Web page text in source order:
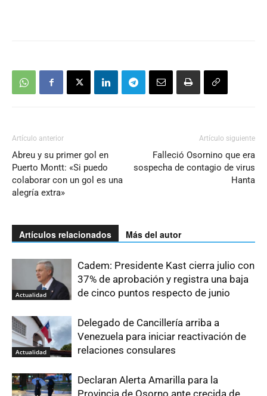
Artículo anterior
Abreu y su primer gol en
Puerto Montt: «Si puedo
colaborar con un gol es una
alegría extra»
Artículo siguiente
Falleció Osornino que era
sospecha de contagio de virus
Hanta
Artículos relacionados Más del autor
Actualidad
Cadem: Presidente Kast cierra julio con
37% de aprobación y registra una baja
de cinco puntos respecto de junio
Actualidad
Delegado de Cancillería arriba a
Venezuela para iniciar reactivación de
relaciones consulares
Declaran Alerta Amarilla para la
Provincia de Osorno ante crecida de